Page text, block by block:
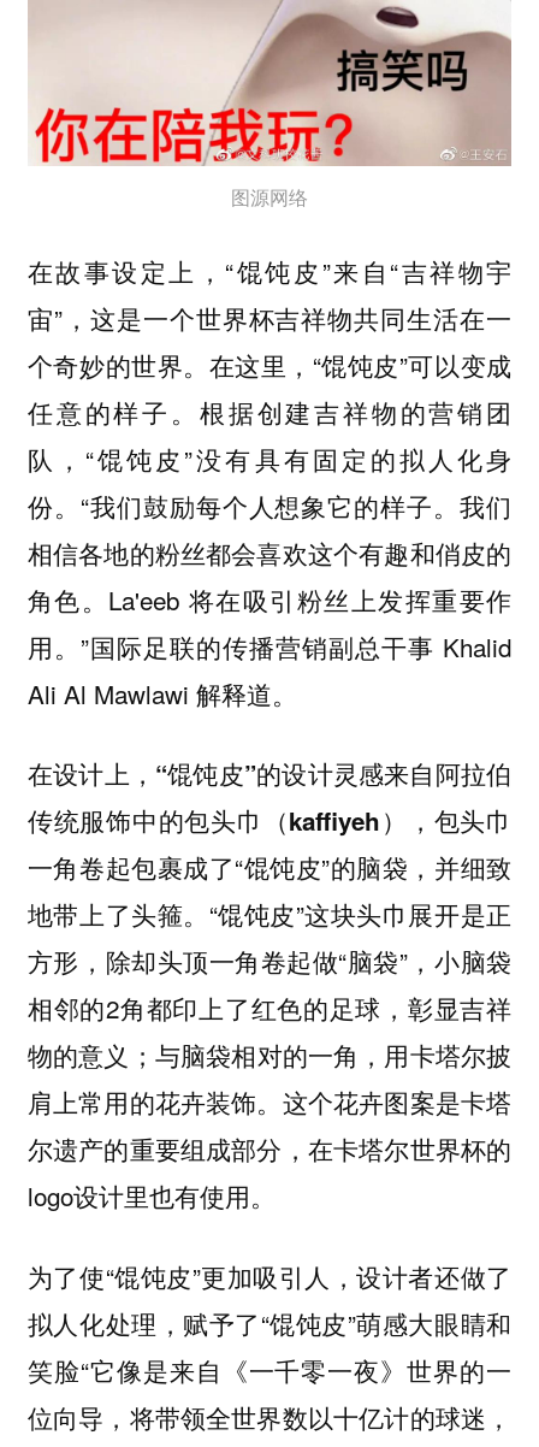
图源网络
在故事设定上，“馄饨皮”来自“吉祥物宇
宙”，这是一个世界杯吉祥物共同生活在一
个奇妙的世界。在这里，“馄饨皮”可以变成
任意的样子。根据创建吉祥物的营销团
队，“馄饨皮”没有具有固定的拟人化身
份。“我们鼓励每个人想象它的样子。我们
相信各地的粉丝都会喜欢这个有趣和俏皮的
角色。La'eeb 将在吸引粉丝上发挥重要作
用。”国际足联的传播营销副总干事 Khalid
Ali Al Mawlawi 解释道。
在设计上， “馄饨皮”的设计灵感来自阿拉伯
传统服饰中的包头巾（kaffiyeh）
，包头巾
一角卷起包裹成了“馄饨皮”的脑袋，并细致
地带上了头箍。“馄饨皮”这块头巾展开是正
方形，除却头顶一角卷起做“脑袋”，小脑袋
相邻的2角都印上了红色的足球，彰显吉祥
物的意义；与脑袋相对的一角，用卡塔尔披
肩上常用的花卉装饰。这个花卉图案是卡塔
尔遗产的重要组成部分，在卡塔尔世界杯的
logo设计里也有使用。
为了使“馄饨皮”更加吸引人，设计者还做了
拟人化处理，赋予了“馄饨皮”萌感大眼睛和
笑脸“它像是来自《一千零一夜》世界的一
位向导，将带领全世界数以十亿计的球迷，